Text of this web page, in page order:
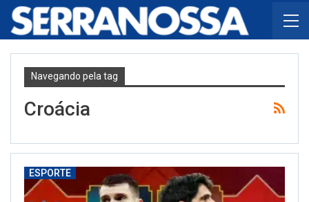
Navegando pela tag
Croácia
ESPORTE